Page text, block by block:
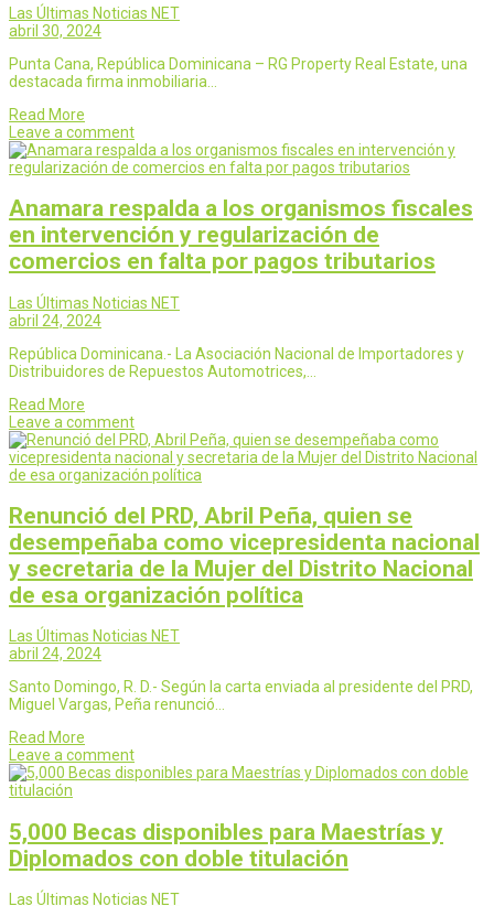
Las Últimas Noticias NET
abril 30, 2024
Punta Cana, República Dominicana – RG Property Real Estate, una
destacada firma inmobiliaria…
Read More
Leave a comment
Anamara respalda a los organismos fiscales
en intervención y regularización de
comercios en falta por pagos tributarios
Las Últimas Noticias NET
abril 24, 2024
República Dominicana.- La Asociación Nacional de Importadores y
Distribuidores de Repuestos Automotrices,…
Read More
Leave a comment
Renunció del PRD, Abril Peña, quien se
desempeñaba como vicepresidenta nacional
y secretaria de la Mujer del Distrito Nacional
de esa organización política
Las Últimas Noticias NET
abril 24, 2024
Santo Domingo, R. D.- Según la carta enviada al presidente del PRD,
Miguel Vargas, Peña renunció…
Read More
Leave a comment
5,000 Becas disponibles para Maestrías y
Diplomados con doble titulación
Las Últimas Noticias NET